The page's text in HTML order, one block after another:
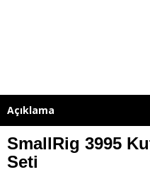
Açıklama
SmallRig 3995
Seti